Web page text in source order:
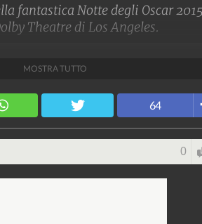
fantastica Notte degli Oscar
Theatre di Los Angeles.
video-76.076 foto
MOSTRA TUTTO
64
0